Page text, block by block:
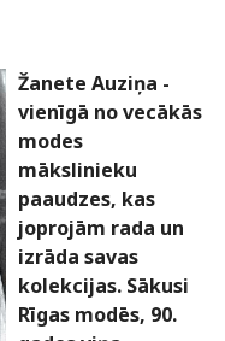
Žanete Auziņa -
vienīgā no vecākās
modes
mākslinieku
paaudzes, kas
joprojām rada un
izrāda savas
kolekcijas. Sākusi
Rīgas modēs, 90.